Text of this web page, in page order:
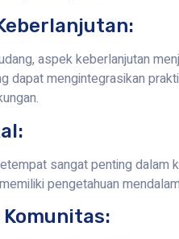
aspek keberlanjutan
dapat mengintegrasikan
sangat penting dalam
pengetahuan